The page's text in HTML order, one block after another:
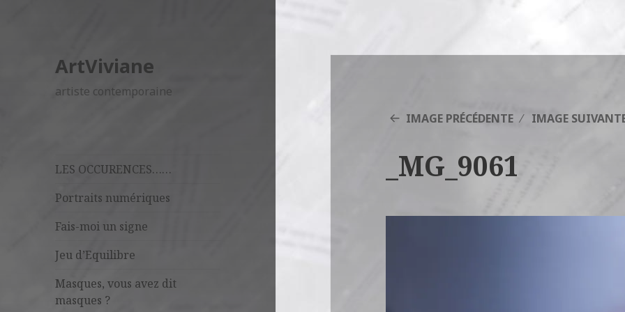
ArtViviane
artiste contemporaine
LES OCCURENCES……
Portraits numériques
Fais-moi un signe
Jeu d’Equilibre
Masques, vous avez dit
masques ?
IMAGE PRÉCÉDENTE IMAGE
_MG_9061